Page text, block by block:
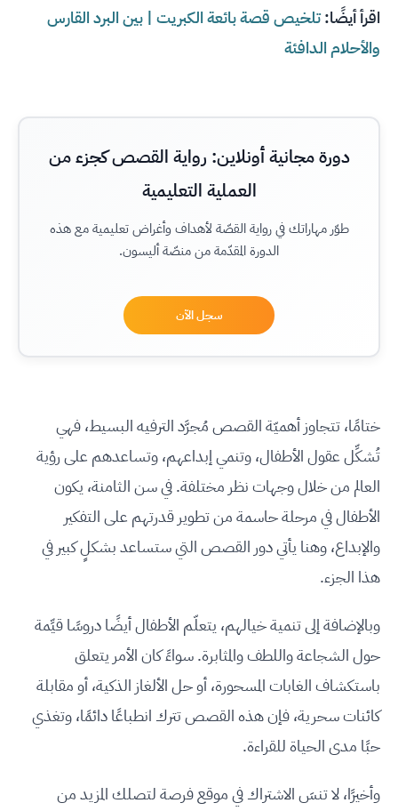
اقرأ أيضًا:تلخيص قصة بائعة الكبريت | بين البرد القارس
والأحلام الدافئة
دورة مجانية أونلاين: رواية القصص كجزء من
العملية التعليمية
طوّر مهاراتك في رواية القصّة لأهداف وأغراض تعليمية مع هذه
الدورة المقدّمة من منصّة أليسون.
سجل الآن
ختامًا، تتجاوز أهميّة القصص مُجرَّد الترفيه البسيط، فهي
تُشكِّل عقول الأطفال، وتنمي إبداعهم، وتساعدهم على رؤية
العالم من خلال وجهات نظر مختلفة. في سن الثامنة، يكون
الأطفال في مرحلة حاسمة من تطوير قدرتهم على التفكير
والإبداع، وهنا يأتي دور القصص التي ستساعد بشكلٍ كبير في
هذا الجزء.
وبالإضافة إلى تنمية خيالهم، يتعلّم الأطفال أيضًا دروسًا قيِّمة
حول الشجاعة واللطف والمثابرة. سواءً كان الأمر يتعلق
باستكشاف الغابات المسحورة، أو حل الألغاز الذكية، أو مقابلة
كائنات سحرية، فإن هذه القصص تترك انطباعًا دائمًا، وتغذي
حبًا مدى الحياة للقراءة.
وأخيرًا، لا تنسَ الاشتراك في موقع فرصة لتصلك المزيد من